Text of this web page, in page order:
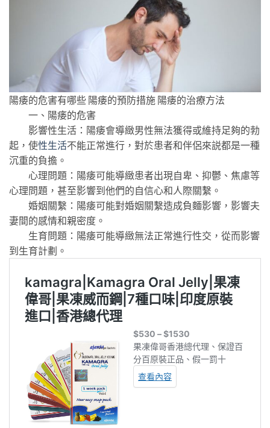
陽痿的危害有哪些 陽痿的預防措施 陽痿的治療方法
一、陽痿的危害
影響性生活：陽痿會導緻男性無法獲得或維持足夠的勃
起，使性生活不能正常進行，對於患者和伴侶來説都是一種
沉重的負擔。
心理問題：陽痿可能導緻患者出現自卑、抑鬱、焦慮等
心理問題，甚至影響到他們的自信心和人際關繫。
婚姻關繫：陽痿可能對婚姻關繫造成負麵影響，影響夫
妻間的感情和親密度。
生育問題：陽痿可能導緻無法正常進行性交，從而影響
到生育計劃。